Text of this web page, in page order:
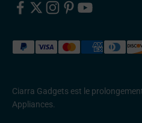
Ciarra Gadgets est le
Appliances.